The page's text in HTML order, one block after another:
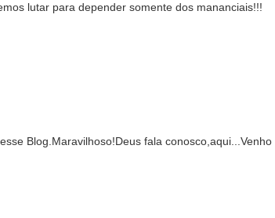
lutar para depender somente dos mananciais!!!
Blog.Maravilhoso!Deus fala conosco,aqui...Venho